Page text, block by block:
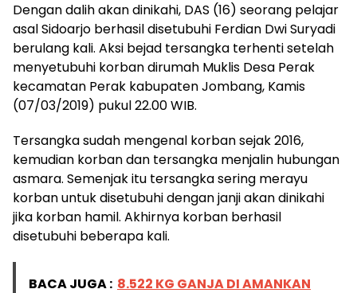
Dengan dalih akan dinikahi, DAS (16) seorang pelajar
asal Sidoarjo berhasil disetubuhi Ferdian Dwi Suryadi
berulang kali. Aksi bejad tersangka terhenti setelah
menyetubuhi korban dirumah Muklis Desa Perak
kecamatan Perak kabupaten Jombang, Kamis
(07/03/2019) pukul 22.00 WIB.
Tersangka sudah mengenal korban sejak 2016,
kemudian korban dan tersangka menjalin hubungan
asmara. Semenjak itu tersangka sering merayu
korban untuk disetubuhi dengan janji akan dinikahi
jika korban hamil. Akhirnya korban berhasil
disetubuhi beberapa kali.
BACA JUGA : 8.522 KG GANJA DI AMANKAN